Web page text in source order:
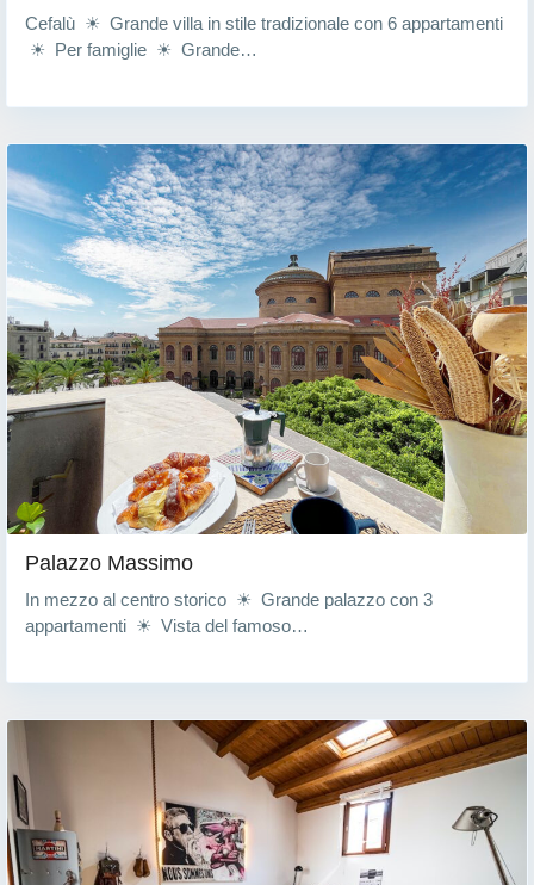
Cefalù ☀ Grande villa in stile tradizionale con 6 appartamenti
☀ Per famiglie ☀ Grande…
Palazzo Massimo
In mezzo al centro storico ☀ Grande palazzo con 3
appartamenti ☀ Vista del famoso…